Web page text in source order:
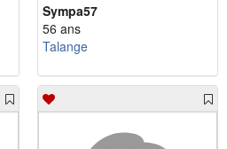
Sympa57
56 ans
Talange